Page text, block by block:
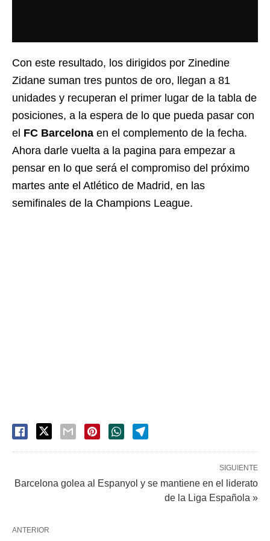
Con este resultado, los dirigidos por Zinedine
Zidane suman tres puntos de oro, llegan a 81
unidades y recuperan el primer lugar de la tabla de
posiciones, a la espera de lo que pueda pasar con
el FC Barcelona en el complemento de la fecha.
Ahora darle vuelta a la pagina para empezar a
pensar en lo que será el compromiso del próximo
martes ante el Atlético de Madrid, en las
semifinales de la Champions League.
SIGUIENTE
Barcelona golea al Espanyol y se mantiene en el liderato
de la Liga Española »
ANTERIOR